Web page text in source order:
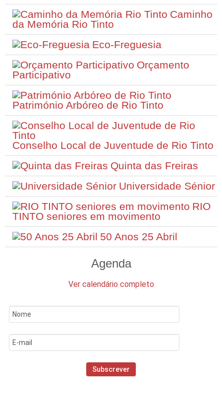
Caminho
da Memória Rio Tinto
Eco-Freguesia
Orçamento
Participativo
Património Arbóreo de Rio Tinto
Conselho Local de Juventude de Rio Tinto
Quinta das Freiras
Universidade Sénior
RIO
TINTO seniores em movimento
50 Anos 25 Abril
Agenda
Ver calendário completo